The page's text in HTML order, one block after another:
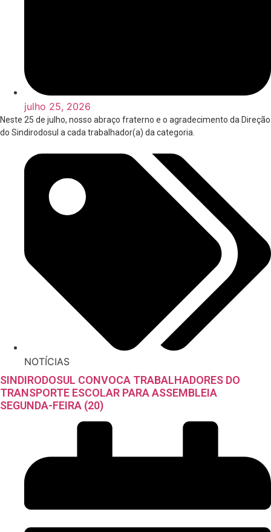
julho 25, 2026
Neste 25 de julho, nosso abraço fraterno e o agradecimento da Direção
do Sindirodosul a cada trabalhador(a) da categoria.
NOTÍCIAS
SINDIRODOSUL CONVOCA TRABALHADORES DO
TRANSPORTE ESCOLAR PARA ASSEMBLEIA
SEGUNDA-FEIRA (20)